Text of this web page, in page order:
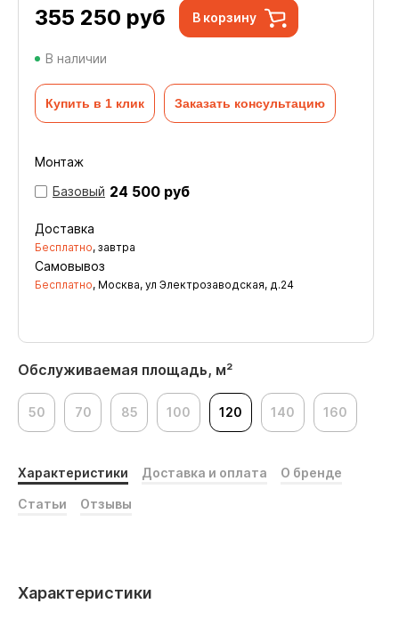
Обслуживаемая площадь, м²
50 70 85 100 120 140 160
355 250 руб В корзину
В наличии
Купить в 1 клик Заказать консультацию
Монтаж
Базовый 24 500 руб
Доставка
Бесплатно, завтра
Самовывоз
Бесплатно, Москва, ул Электрозаводская, д.24
Характеристики Доставка и оплата О бренде
Статьи Отзывы
Характеристики